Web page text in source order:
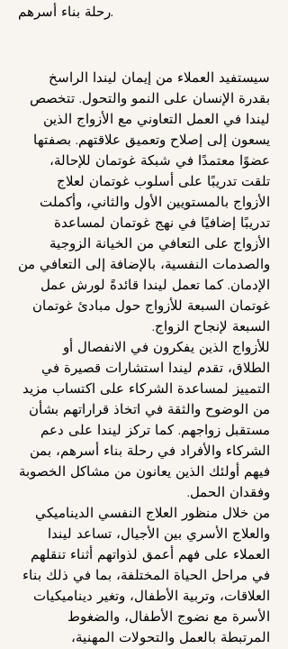
رحلة بناء أسرهم.
سيستفيد العملاء من إيمان ليندا الراسخ
بقدرة الإنسان على النمو والتحول. تتخصص
ليندا في العمل التعاوني مع الأزواج الذين
يسعون إلى إصلاح وتعميق علاقتهم. بصفتها
عضوًا معتمدًا في شبكة غوتمان للإحالة،
تلقت تدريبًا على أسلوب غوتمان لعلاج
الأزواج بالمستويين الأول والثاني، وأكملت
تدريبًا إضافيًا في نهج غوتمان لمساعدة
الأزواج على التعافي من الخيانة الزوجية
والصدمات النفسية، بالإضافة إلى التعافي من
الإدمان. كما تعمل ليندا قائدةً لورش عمل
غوتمان السبعة للأزواج حول مبادئ غوتمان
السبعة لإنجاح الزواج.
للأزواج الذين يفكرون في الانفصال أو
الطلاق، تقدم ليندا استشارات قصيرة في
التمييز لمساعدة الشركاء على اكتساب مزيد
من الوضوح والثقة في اتخاذ قراراتهم بشأن
مستقبل زواجهم. كما تركز ليندا على دعم
الشركاء والأفراد في رحلة بناء أسرهم، بمن
فيهم أولئك الذين يعانون من مشاكل الخصوبة
وفقدان الحمل.
من خلال منظور العلاج النفسي الديناميكي
والعلاج الأسري بين الأجيال، تساعد ليندا
العملاء على فهم أعمق لذواتهم أثناء تنقلهم
في مراحل الحياة المختلفة، بما في ذلك بناء
العلاقات، وتربية الأطفال، وتغير ديناميكيات
الأسرة مع نضوج الأطفال، والضغوط
المرتبطة بالعمل والتحولات المهنية،